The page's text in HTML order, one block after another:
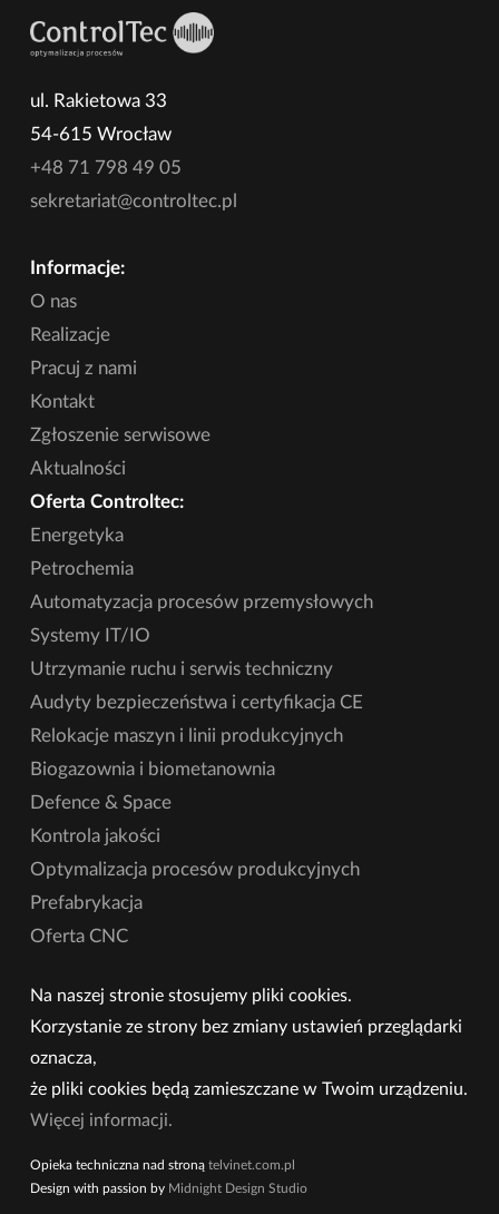
ul. Rakietowa 33
54-615 Wrocław
+48 71 798 49 05
sekretariat@controltec.pl
Informacje:
O nas
Realizacje
Pracuj z nami
Kontakt
Zgłoszenie serwisowe
Aktualności
Oferta Controltec:
Energetyka
Petrochemia
Automatyzacja procesów przemysłowych
Systemy IT/IO
Utrzymanie ruchu i serwis techniczny
Audyty bezpieczeństwa i certyfikacja CE
Relokacje maszyn i linii produkcyjnych
Biogazownia i biometanownia
Defence & Space
Kontrola jakości
Optymalizacja procesów produkcyjnych
Prefabrykacja
Oferta CNC
Na naszej stronie stosujemy pliki cookies.
Korzystanie ze strony bez zmiany ustawień przeglądarki
oznacza,
że pliki cookies będą zamieszczane w Twoim urządzeniu.
Więcej informacji.
Opieka techniczna nad stroną telvinet.com.pl
Design with passion by Midnight Design Studio